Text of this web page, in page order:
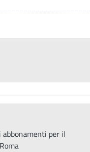
abbonamenti per il